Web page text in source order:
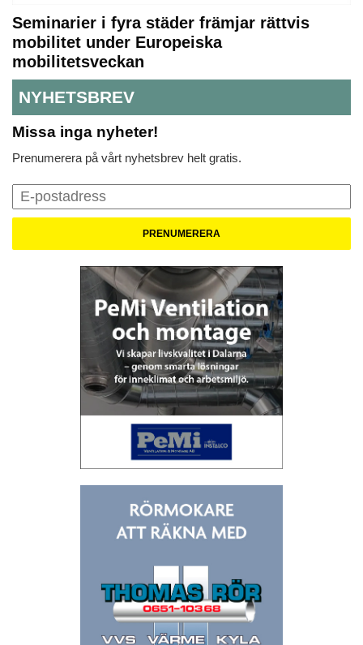
Seminarier i fyra städer främjar rättvis
mobilitet under Europeiska
mobilitetsveckan
NYHETSBREV
Missa inga nyheter!
Prenumerera på vårt nyhetsbrev helt gratis.